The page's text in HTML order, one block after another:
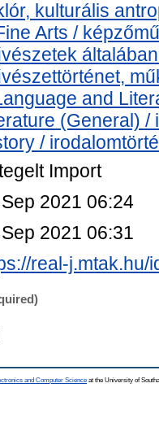
kulturális
Arts /
and
(General) /
/
Import
2021 06:24
2021 06:31
real-j.mtak.hu/
and Computer Science at the University of